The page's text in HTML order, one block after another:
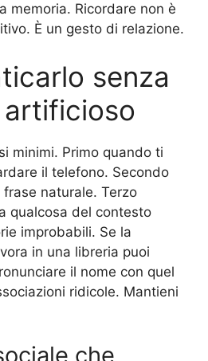
memoria. Ricordare non è
È un gesto di relazione.
senza
minimi. Primo quando ti
il telefono. Secondo
naturale. Terzo
qualcosa del contesto
improbabili. Se la
in una libreria puoi
il nome con quel
ridicole. Mantieni
che